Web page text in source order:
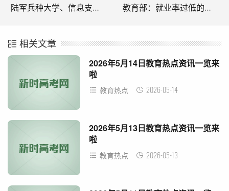
陆军兵种大学、信息支援部队工程大学、联勤保障部队工程大学介绍 教育部：就业率过低的专业不再支持增设
相关文章
2026年5月14日教育热点资讯一览来
啦
教育热点 2026-05-14
2026年5月13日教育热点资讯一览来
啦
教育热点 2026-05-13